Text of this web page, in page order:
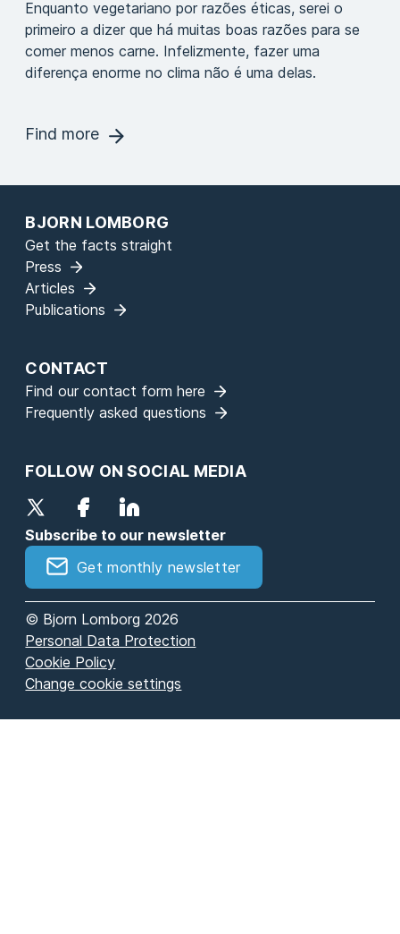
Enquanto vegetariano por razões éticas, serei o
primeiro a dizer que há muitas boas razões para se
comer menos carne. Infelizmente, fazer uma
diferença enorme no clima não é uma delas.
Find more
BJORN LOMBORG
Get the facts straight
Press
Articles
Publications
CONTACT
Find our contact form here
Frequently asked questions
FOLLOW ON SOCIAL MEDIA
Subscribe to our newsletter
Get monthly newsletter
© Bjorn Lomborg 2026
Personal Data Protection
Cookie Policy
Change cookie settings